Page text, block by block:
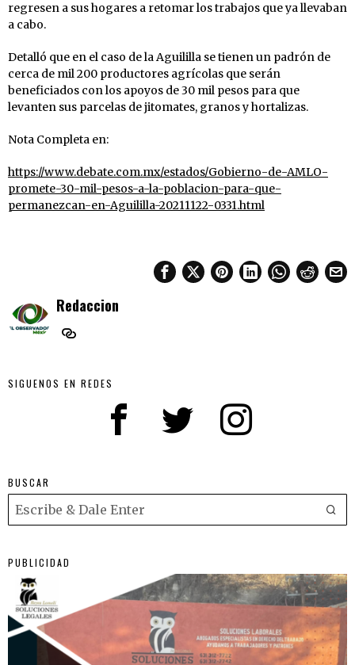
regresen a sus hogares a retomar los trabajos que ya llevaban
a cabo.
Detalló que en el caso de la Aguililla se tienen un padrón de
cerca de mil 200 productores agrícolas que serán
beneficiados con los apoyos de 30 mil pesos para que
levanten sus parcelas de jitomates, granos y hortalizas.
Nota Completa en:
https://www.debate.com.mx/estados/Gobierno-de-AMLO-
promete-30-mil-pesos-a-la-poblacion-para-que-
permanezcan-en-Aguililla-20211122-0331.html
Redaccion
SIGUENOS EN REDES
BUSCAR
PUBLICIDAD